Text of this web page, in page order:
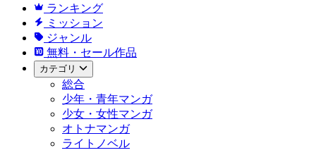
ランキング
ミッション
ジャンル
無料・セール作品
カテゴリ
総合
少年・青年マンガ
少女・女性マンガ
オトナマンガ
ライトノベル